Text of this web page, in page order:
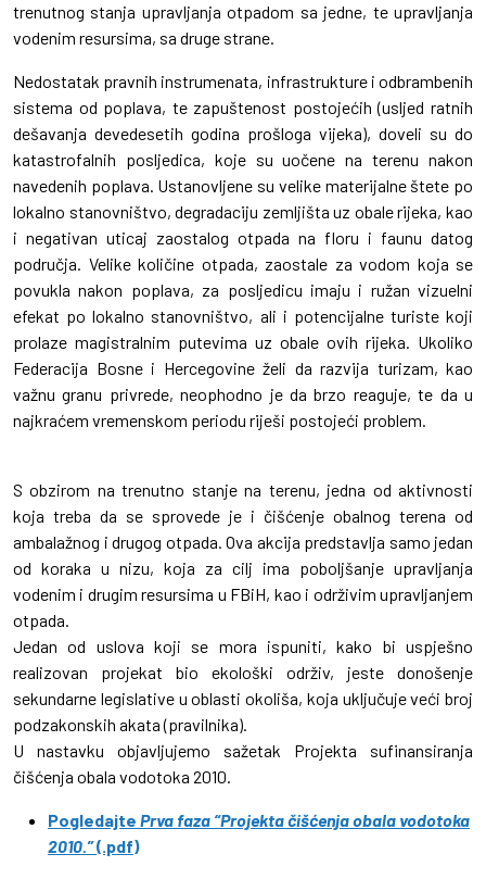
trenutnog stanja upravljanja otpadom sa jedne, te upravljanja
vodenim resursima, sa druge strane.
Nedostatak pravnih instrumenata, infrastrukture i odbrambenih
sistema od poplava, te zapuštenost postojećih (usljed ratnih
dešavanja devedesetih godina prošloga vijeka), doveli su do
katastrofalnih posljedica, koje su uočene na terenu nakon
navedenih poplava. Ustanovljene su velike materijalne štete po
lokalno stanovništvo, degradaciju zemljišta uz obale rijeka, kao
i negativan uticaj zaostalog otpada na floru i faunu datog
područja. Velike količine otpada, zaostale za vodom koja se
povukla nakon poplava, za posljedicu imaju i ružan vizuelni
efekat po lokalno stanovništvo, ali i potencijalne turiste koji
prolaze magistralnim putevima uz obale ovih rijeka. Ukoliko
Federacija Bosne i Hercegovine želi da razvija turizam, kao
važnu granu privrede, neophodno je da brzo reaguje, te da u
najkraćem vremenskom periodu riješi postojeći problem.
S obzirom na trenutno stanje na terenu, jedna od aktivnosti
koja treba da se sprovede je i čišćenje obalnog terena od
ambalažnog i drugog otpada. Ova akcija predstavlja samo jedan
od koraka u nizu, koja za cilj ima poboljšanje upravljanja
vodenim i drugim resursima u FBiH, kao i održivim upravljanjem
otpada.
Jedan od uslova koji se mora ispuniti, kako bi uspješno
realizovan projekat bio ekološki održiv, jeste donošenje
sekundarne legislative u oblasti okoliša, koja uključuje veći broj
podzakonskih akata (pravilnika).
U nastavku objavljujemo sažetak Projekta sufinansiranja
čišćenja obala vodotoka 2010.
Pogledajte Prva faza “Projekta čišćenja obala vodotoka
2010.”(.pdf)